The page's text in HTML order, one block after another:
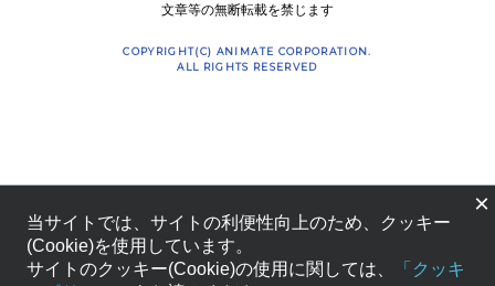
文章等の無断転載を禁じます
COPYRIGHT(C) ANIMATE CORPORATION.
ALL RIGHTS RESERVED
×
当サイトでは、サイトの利便性向上のため、クッキー
(Cookie)を使用しています。
サイトのクッキー(Cookie)の使用に関しては、
「クッキ